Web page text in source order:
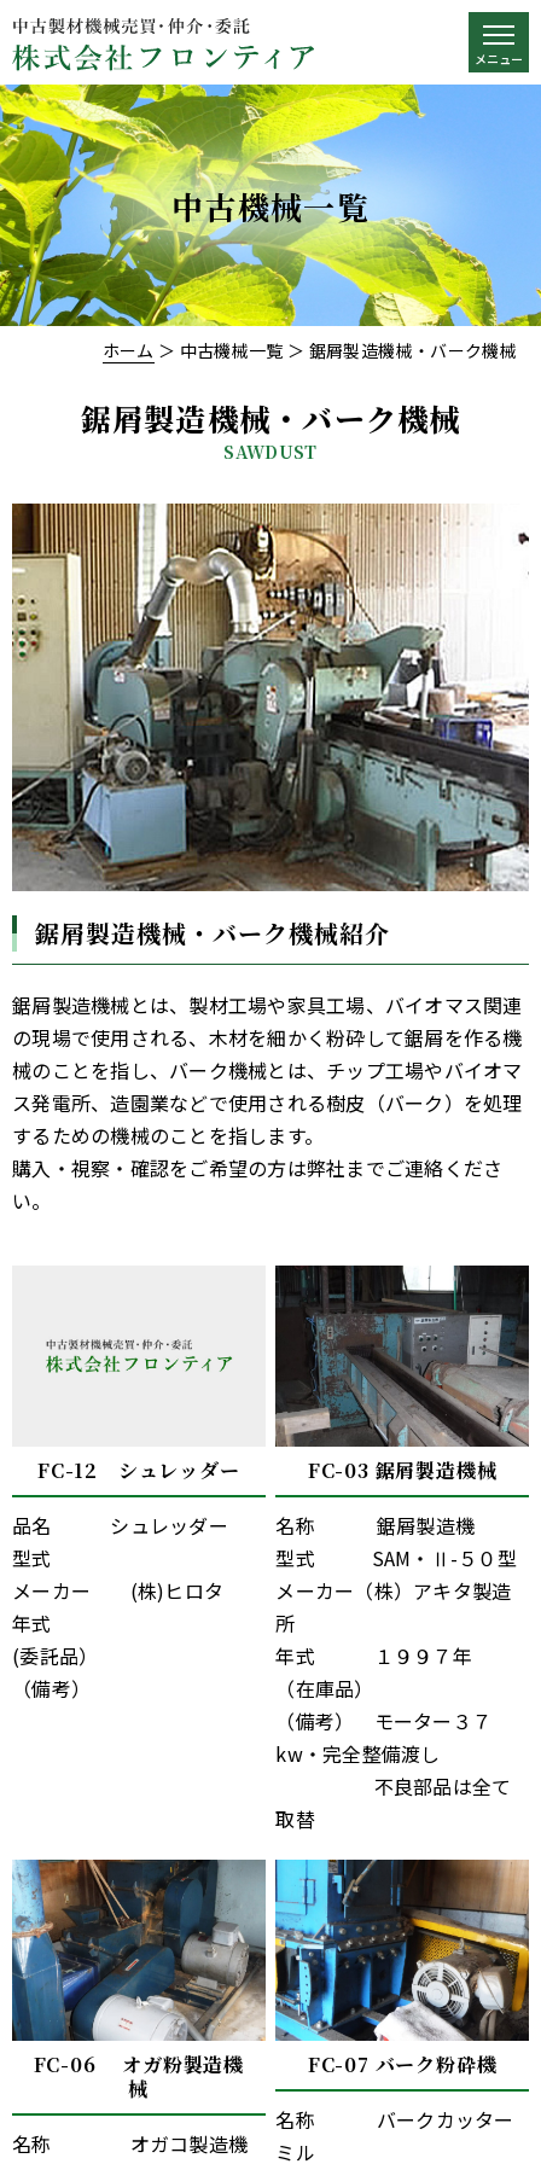
中古機械一覧
ホーム ＞ 中古機械一覧 ＞ 鋸屑製造機械・バーク機械
鋸屑製造機械・バーク機械
SAWDUST
鋸屑製造機械・バーク機械紹介
鋸屑製造機械とは、製材工場や家具工場、バイオマス関連
の現場で使用される、木材を細かく粉砕して鋸屑を作る機
械のことを指し、バーク機械とは、チップ工場やバイオマ
ス発電所、造園業などで使用される樹皮（バーク）を処理
するための機械のことを指します。
購入・視察・確認をご希望の方は弊社までご連絡くださ
い。
FC-12 シュレッダー
品名 シュレッダー
型式
メーカー (株)ヒロタ
年式
(委託品）
（備考）
FC-03 鋸屑製造機械
名称 鋸屑製造機
型式 SAM・Ⅱ-５０型
メーカー（株）アキタ製造
所
年式 １９９７年
（在庫品）
（備考） モーター３７
kw・完全整備渡し
不良部品は全て
取替
FC-06 オガ粉製造機
械
名称 オガコ製造機
FC-07 バーク粉砕機
名称 バークカッター
ミル